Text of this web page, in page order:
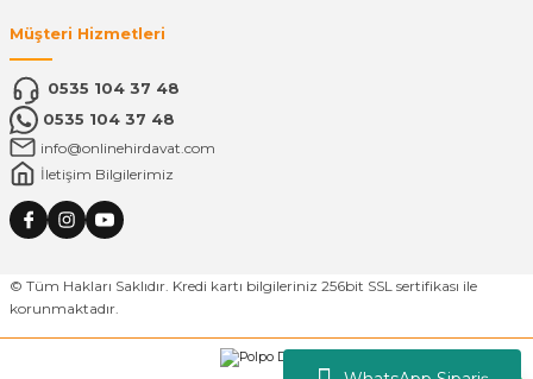
Müşteri Hizmetleri
0535 104 37 48
0535 104 37 48
info@onlinehirdavat.com
İletişim Bilgilerimiz
© Tüm Hakları Saklıdır. Kredi kartı bilgileriniz 256bit SSL sertifikası ile
korunmaktadır.